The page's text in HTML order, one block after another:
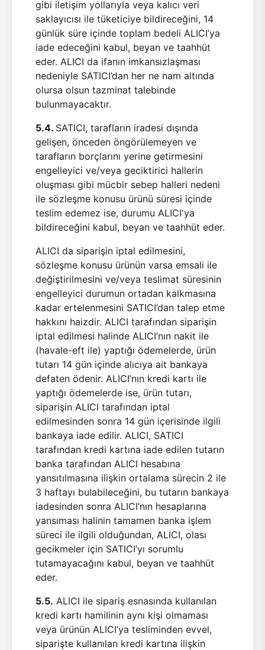
gibi iletişim yollarıyla veya kalıcı veri
saklayıcısı ile tüketiciye bildireceğini, 14
günlük süre içinde toplam bedeli ALICI’ya
iade edeceğini kabul, beyan ve taahhüt
eder. ALICI da ifanın imkansızlaşması
nedeniyle SATICI’dan her ne nam altında
olursa olsun tazminat talebinde
bulunmayacaktır.
5.4. SATICI, tarafların iradesi dışında
gelişen, önceden öngörülemeyen ve
tarafların borçlarını yerine getirmesini
engelleyici ve/veya geciktirici hallerin
oluşması gibi mücbir sebep halleri nedeni
ile sözleşme konusu ürünü süresi içinde
teslim edemez ise, durumu ALICI'ya
bildireceğini kabul, beyan ve taahhüt eder.
ALICI da siparişin iptal edilmesini,
sözleşme konusu ürünün varsa emsali ile
değiştirilmesini ve/veya teslimat süresinin
engelleyici durumun ortadan kalkmasına
kadar ertelenmesini SATICI’dan talep etme
hakkını haizdir. ALICI tarafından siparişin
iptal edilmesi halinde ALICI’nın nakit ile
(havale-eft ile) yaptığı ödemelerde, ürün
tutarı 14 gün içinde alıcıya ait bankaya
defaten ödenir. ALICI’nın kredi kartı ile
yaptığı ödemelerde ise, ürün tutarı,
siparişin ALICI tarafından iptal
edilmesinden sonra 14 gün içerisinde ilgili
bankaya iade edilir. ALICI, SATICI
tarafından kredi kartına iade edilen tutarın
banka tarafından ALICI hesabına
yansıtılmasına ilişkin ortalama sürecin 2 ile
3 haftayı bulabileceğini, bu tutarın bankaya
iadesinden sonra ALICI’nın hesaplarına
yansıması halinin tamamen banka işlem
süreci ile ilgili olduğundan, ALICI, olası
gecikmeler için SATICI’yı sorumlu
tutamayacağını kabul, beyan ve taahhüt
eder.
5.5. ALICI ile sipariş esnasında kullanılan
kredi kartı hamilinin aynı kişi olmaması
veya ürünün ALICI’ya tesliminden evvel,
siparişte kullanılan kredi kartına ilişkin